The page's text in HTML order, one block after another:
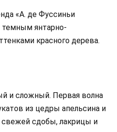
«А. де Фуссиньи
темным янтарно-
красного дерева.
и сложный. Первая волна
из цедры апельсина и
свежей сдобы, лакрицы и